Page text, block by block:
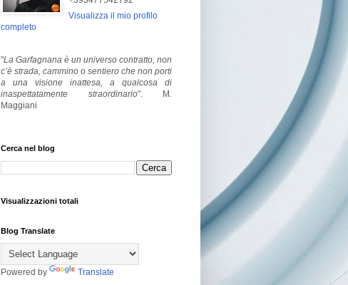
Visualizza il mio profilo
completo
"La Garfagnana è un universo contratto, non
c’è strada, cammino o sentiero che non porti
a una visione inattesa, a qualcosa di
inaspettatamente straordinario". M.
Maggiani
Cerca nel blog
Visualizzazioni totali
Blog Translate
Powered by Translate